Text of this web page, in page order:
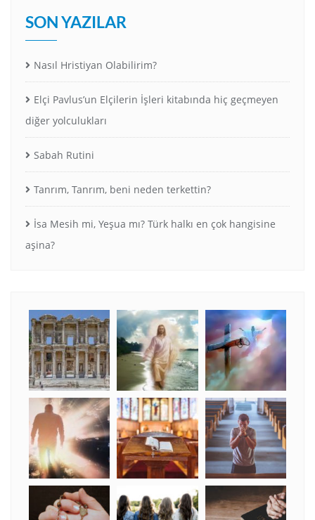
SON YAZILAR
Nasıl Hristiyan Olabilirim?
Elçi Pavlus’un Elçilerin İşleri kitabında hiç geçmeyen
diğer yolculukları
Sabah Rutini
Tanrım, Tanrım, beni neden terkettin?
İsa Mesih mi, Yeşua mı? Türk halkı en çok hangisine
aşina?